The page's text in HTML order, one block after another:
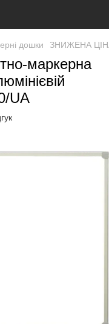
дошки ЗНИЖЕНА ЦІНА
маркерна
UA